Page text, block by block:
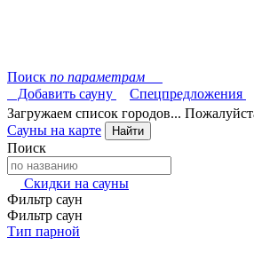
Поиск по параметрам
Добавить сауну
Спецпредложения
Загружаем список городов...
Сауны на карте
Найти
Поиск
Скидки на сауны
Фильтр саун
Фильтр саун
Тип парной